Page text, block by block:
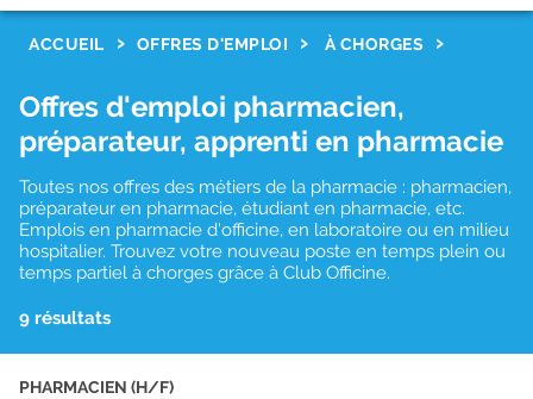
ACCUEIL OFFRES D'EMPLOI À CHORGES
Offres d'emploi pharmacien,
préparateur, apprenti en pharmacie
Toutes nos offres des métiers de la pharmacie : pharmacien,
préparateur en pharmacie, étudiant en pharmacie, etc.
Emplois en pharmacie d'officine, en laboratoire ou en milieu
hospitalier. Trouvez votre nouveau poste en temps plein ou
temps partiel à chorges grâce à Club Officine.
9 résultats
PHARMACIEN (H/F)